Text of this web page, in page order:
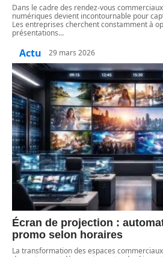
Dans le cadre des rendez-vous
numériques devient incontournable pour
Les entreprises cherchent constamment à
présentations…
Actu 29 mars 2026
Écran de projection :
promo selon horaires
La transformation des espaces